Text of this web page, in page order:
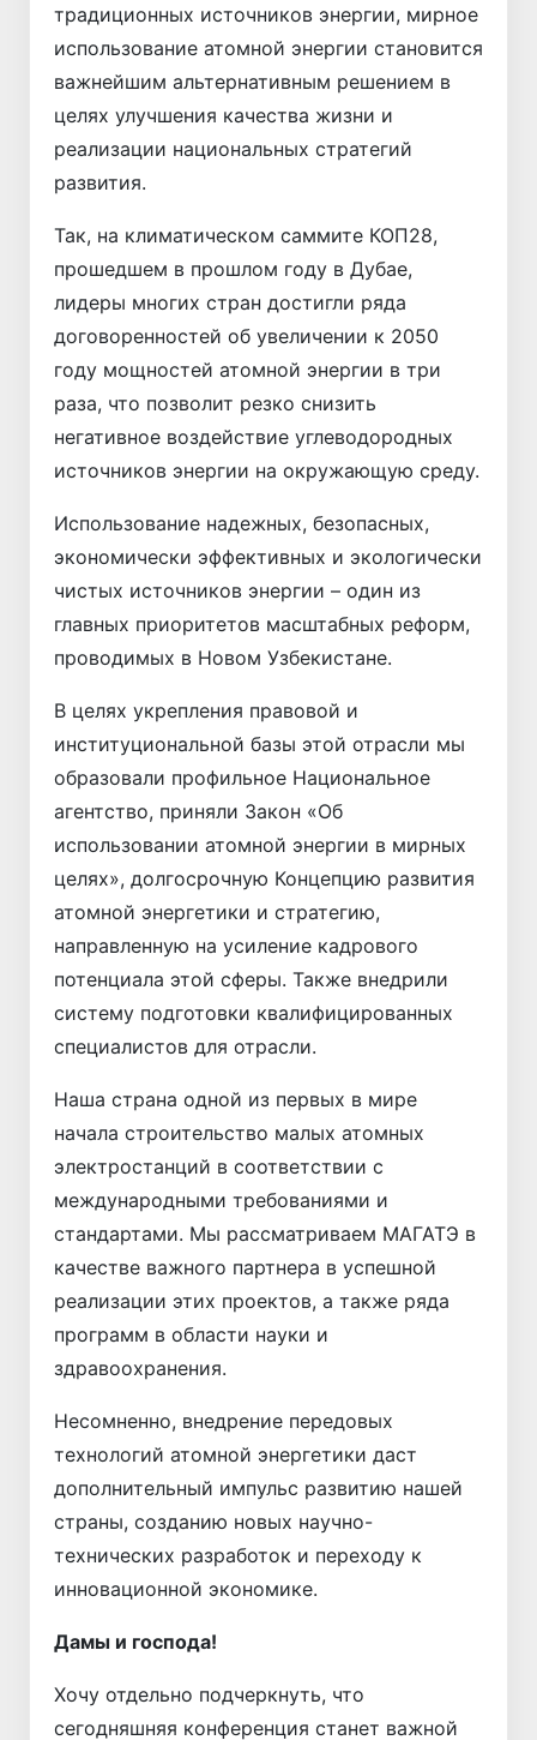
традиционных источников энергии, мирное
использование атомной энергии становится
важнейшим альтернативным решением в
целях улучшения качества жизни и
реализации национальных стратегий
развития.
Так, на климатическом саммите КОП28,
прошедшем в прошлом году в Дубае,
лидеры многих стран достигли ряда
договоренностей об увеличении к 2050
году мощностей атомной энергии в три
раза, что позволит резко снизить
негативное воздействие углеводородных
источников энергии на окружающую среду.
Использование надежных, безопасных,
экономически эффективных и экологически
чистых источников энергии – один из
главных приоритетов масштабных реформ,
проводимых в Новом Узбекистане.
В целях укрепления правовой и
институциональной базы этой отрасли мы
образовали профильное Национальное
агентство, приняли Закон «Об
использовании атомной энергии в мирных
целях», долгосрочную Концепцию развития
атомной энергетики и стратегию,
направленную на усиление кадрового
потенциала этой сферы. Также внедрили
систему подготовки квалифицированных
специалистов для отрасли.
Наша страна одной из первых в мире
начала строительство малых атомных
электростанций в соответствии с
международными требованиями и
стандартами. Мы рассматриваем МАГАТЭ в
качестве важного партнера в успешной
реализации этих проектов, а также ряда
программ в области науки и
здравоохранения.
Несомненно, внедрение передовых
технологий атомной энергетики даст
дополнительный импульс развитию нашей
страны, созданию новых научно-
технических разработок и переходу к
инновационной экономике.
Дамы и господа!
Хочу отдельно подчеркнуть, что
сегодняшняя конференция станет важной